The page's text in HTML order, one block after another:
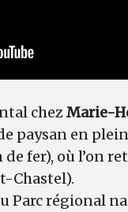
chezMarie-
paysan en
fer), où l’on
Chastel).
Parc régional